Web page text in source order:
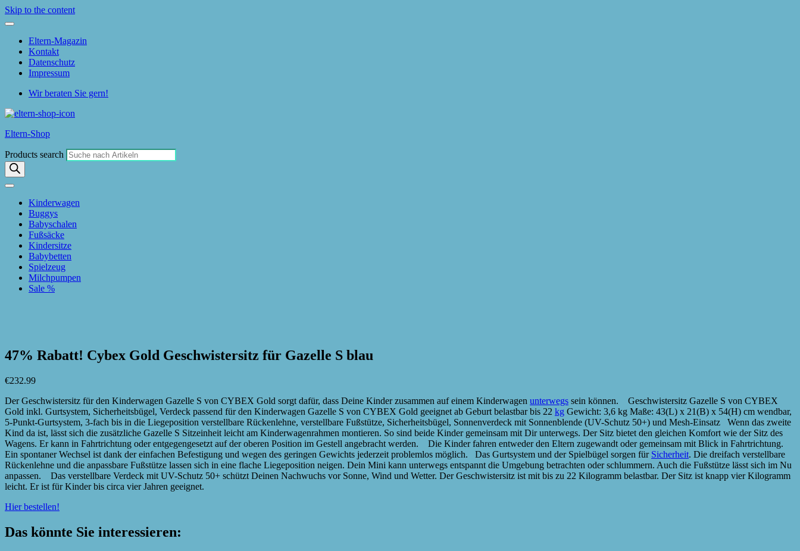
Skip to the content
Eltern-Magazin
Kontakt
Datenschutz
Impressum
Wir beraten Sie gern!
Eltern-Shop
Products search
Kinderwagen
Buggys
Babyschalen
Fußsäcke
Kindersitze
Babybetten
Spielzeug
Milchpumpen
Sale %
47% Rabatt! Cybex Gold Geschwistersitz für Gazelle S blau
€232.99
Der Geschwistersitz für den Kinderwagen Gazelle S von CYBEX Gold sorgt dafür, dass Deine Kinder zusammen auf einem Kinderwagen unterwegs sein können. Geschwistersitz Gazelle S von CYBEX
Gold inkl. Gurtsystem, Sicherheitsbügel, Verdeck passend für den Kinderwagen Gazelle S von CYBEX Gold geeignet ab Geburt belastbar bis 22 kg Gewicht: 3,6 kg Maße: 43(L) x 21(B) x 54(H) cm wendbar,
5-Punkt-Gurtsystem, 3-fach bis in die Liegeposition verstellbare Rückenlehne, verstellbare Fußstütze, Sicherheitsbügel, Sonnenverdeck mit Sonnenblende (UV-Schutz 50+) und Mesh-Einsatz Wenn das zweite
Kind da ist, lässt sich die zusätzliche Gazelle S Sitzeinheit leicht am Kinderwagenrahmen montieren. So sind beide Kinder gemeinsam mit Dir unterwegs. Der Sitz bietet den gleichen Komfort wie der Sitz des
Wagens. Er kann in Fahrtrichtung oder entgegengesetzt auf der oberen Position im Gestell angebracht werden. Die Kinder fahren entweder den Eltern zugewandt oder gemeinsam mit Blick in Fahrtrichtung.
Ein spontaner Wechsel ist dank der einfachen Befestigung und wegen des geringen Gewichts jederzeit problemlos möglich. Das Gurtsystem und der Spielbügel sorgen für Sicherheit. Die dreifach verstellbare
Rückenlehne und die anpassbare Fußstütze lassen sich in eine flache Liegeposition neigen. Dein Mini kann unterwegs entspannt die Umgebung betrachten oder schlummern. Auch die Fußstütze lässt sich im Nu
anpassen. Das verstellbare Verdeck mit UV-Schutz 50+ schützt Deinen Nachwuchs vor Sonne, Wind und Wetter. Der Geschwistersitz ist mit bis zu 22 Kilogramm belastbar. Der Sitz ist knapp vier Kilogramm
leicht. Er ist für Kinder bis circa vier Jahren geeignet.
Hier bestellen!
Das könnte Sie interessieren: